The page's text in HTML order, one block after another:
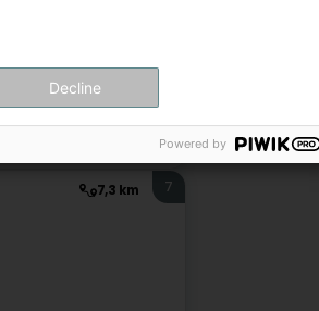
7,3 km 7
Decline
Powered by